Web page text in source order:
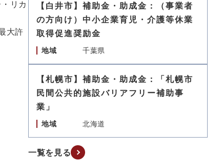
リカ
大許
【白井市】補助金・助成金：（事業者
の方向け）中小企業育児・介護等休業
取得促進奨励金
地域 千葉県
【札幌市】補助金・助成金：「札幌市
民間公共的施設バリアフリー補助事
業」
地域 北海道
一覧を見る